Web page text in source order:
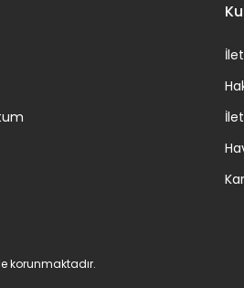
korunmaktadır.